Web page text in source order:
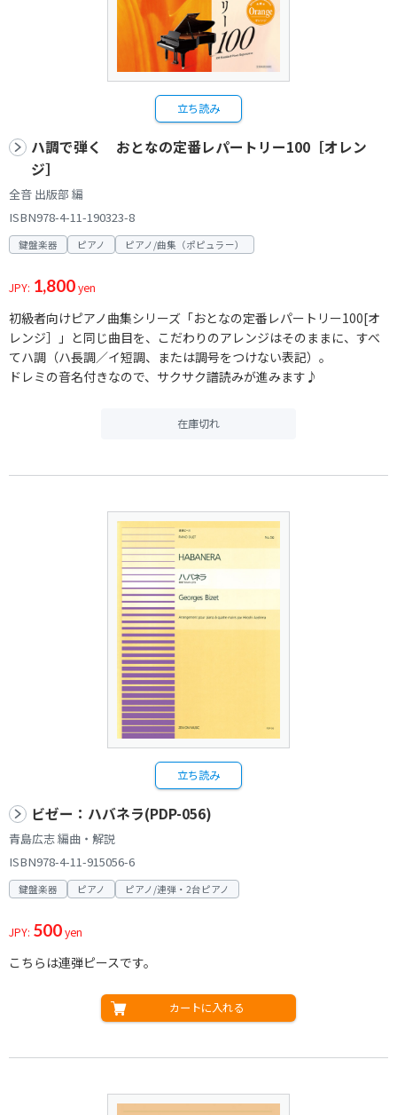
立ち読み
ハ調で弾く おとなの定番レパートリー100［オレン
ジ］
全音 出版部 編
ISBN978-4-11-190323-8
鍵盤楽器 ピアノ ピアノ/曲集（ポピュラー）
JPY: 1,800yen
初級者向けピアノ曲集シリーズ「おとなの定番レパートリー100[オ
レンジ］」と同じ曲目を、こだわりのアレンジはそのままに、すべ
てハ調（ハ長調／イ短調、または調号をつけない表記）。
ドレミの音名付きなので、サクサク譜読みが進みます♪
在庫切れ
立ち読み
ビゼー：ハバネラ(PDP-056)
青島広志 編曲・解説
ISBN978-4-11-915056-6
鍵盤楽器 ピアノ ピアノ/連弾・2台ピアノ
JPY: 500yen
こちらは連弾ピースです。
カートに入れる